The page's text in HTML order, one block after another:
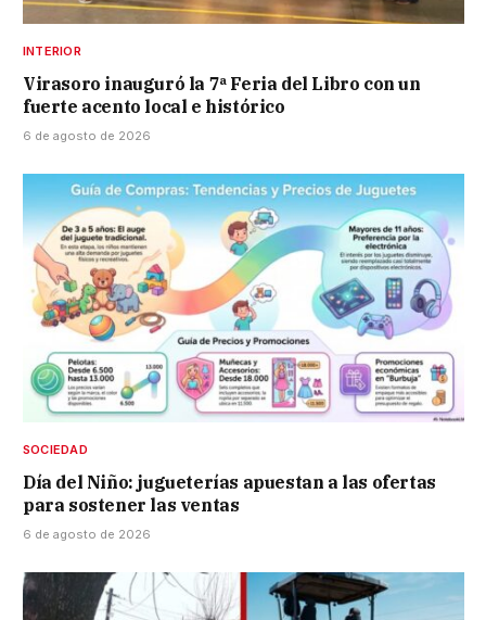
INTERIOR
Virasoro inauguró la 7ª Feria del Libro con un
fuerte acento local e histórico
6 de agosto de 2026
SOCIEDAD
Día del Niño: jugueterías apuestan a las ofertas
para sostener las ventas
6 de agosto de 2026